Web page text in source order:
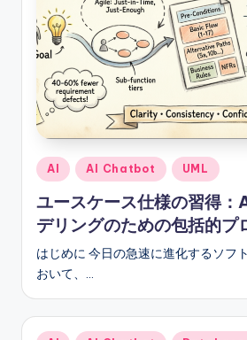
Posted
in
AI AI Chatbot UML
ユースケース仕様の習得：
デリングのための包括的プ
はじめに 今日の急速に進化するソフ
おいて、…